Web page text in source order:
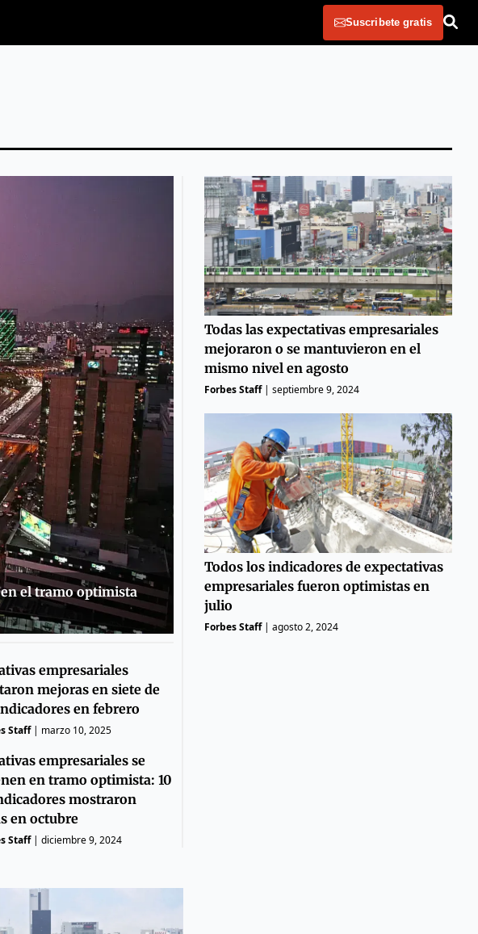
Suscribete gratis
el tramo optimista
empresariales
mejoras en siete de
en febrero
Staff| marzo 10, 2025
empresariales se
en tramo optimista: 10
mostraron
en octubre
Staff| diciembre 9, 2024
Todas las expectativas empresariales
mejoraron o se mantuvieron en el
mismo nivel en agosto
Forbes Staff| septiembre 9, 2024
Todos los indicadores de expectativas
empresariales fueron optimistas en
julio
Forbes Staff| agosto 2, 2024